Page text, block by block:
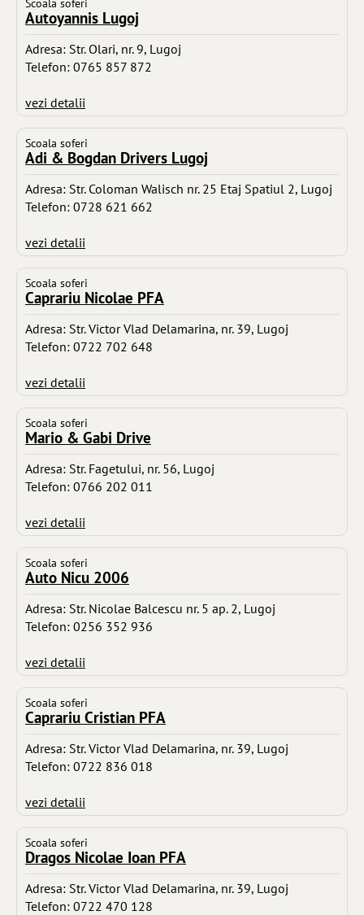
Scoala soferi
Autoyannis Lugoj
Adresa: Str. Olari, nr. 9, Lugoj
Telefon: 0765 857 872
vezi detalii
Scoala soferi
Adi & Bogdan Drivers Lugoj
Adresa: Str. Coloman Walisch nr. 25 Etaj Spatiul 2, Lugoj
Telefon: 0728 621 662
vezi detalii
Scoala soferi
Caprariu Nicolae PFA
Adresa: Str. Victor Vlad Delamarina, nr. 39, Lugoj
Telefon: 0722 702 648
vezi detalii
Scoala soferi
Mario & Gabi Drive
Adresa: Str. Fagetului, nr. 56, Lugoj
Telefon: 0766 202 011
vezi detalii
Scoala soferi
Auto Nicu 2006
Adresa: Str. Nicolae Balcescu nr. 5 ap. 2, Lugoj
Telefon: 0256 352 936
vezi detalii
Scoala soferi
Caprariu Cristian PFA
Adresa: Str. Victor Vlad Delamarina, nr. 39, Lugoj
Telefon: 0722 836 018
vezi detalii
Scoala soferi
Dragos Nicolae Ioan PFA
Adresa: Str. Victor Vlad Delamarina, nr. 39, Lugoj
Telefon: 0722 470 128